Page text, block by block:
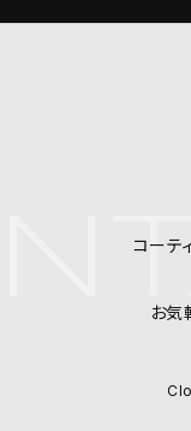
コーテ
お気